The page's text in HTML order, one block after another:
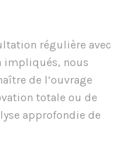
régulière avec
impliqués, nous
de l’ouvrage
totale ou de
approfondie de